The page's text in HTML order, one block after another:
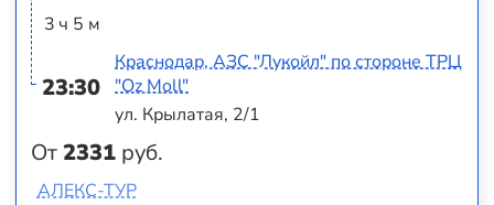
3 ч 5 м
23:30
От2331 руб.
Краснодар, АЗС "Лукойл" по стороне ТРЦ
"Оz Moll"
ул. Крылатая, 2/1
АЛЕКС-ТУР